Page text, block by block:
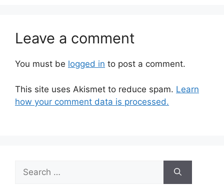
Leave a comment
You must be logged in to post a comment.
This site uses Akismet to reduce spam. Learn
how your comment data is processed.